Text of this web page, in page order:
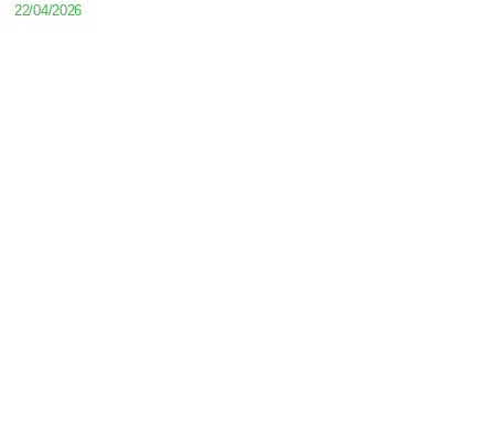
22/04/2026